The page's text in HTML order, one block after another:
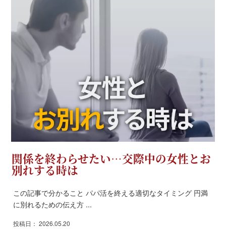
関係を終わらせたい…交際中の女性とお
別れする時は
この記事で分かること パパ活を終える適切なタイミング 円満
に別れるための伝え方 ...
投稿日： 2026.05.20